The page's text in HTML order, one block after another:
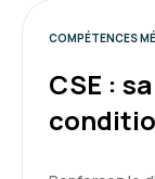
COMPÉTENCES
CSE :